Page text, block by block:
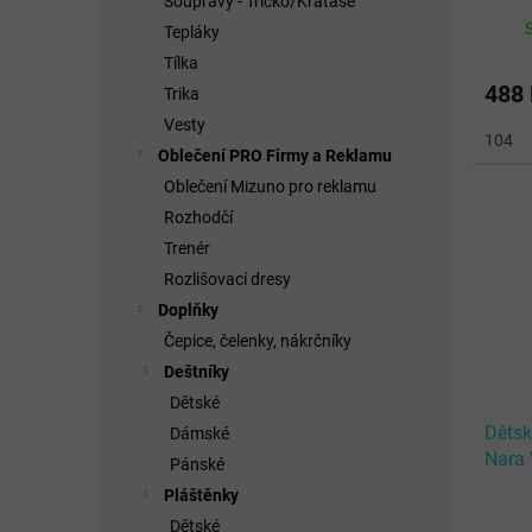
Tepláky
Tílka
Trika
Vesty
Oblečení PRO Firmy a Reklamu
Oblečení Mizuno pro reklamu
Rozhodčí
Trenér
Rozlišovací dresy
Doplňky
Čepice, čelenky, nákrčníky
Deštníky
Dětské
Dámské
Pánské
Pláštěnky
Dětské
488
104
Nara